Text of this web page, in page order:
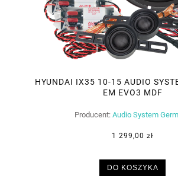
HYUNDAI IX35 10-15 AUDIO
EM EVO3 MDF
Producent: Audio System
1 299,00 zł
DO KOSZYKA